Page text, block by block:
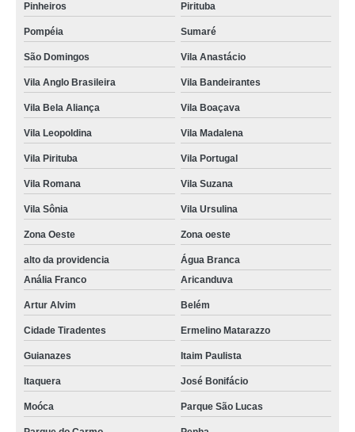
Pinheiros Pirituba
Pompéia Sumaré
São Domingos Vila Anastácio
Vila Anglo Brasileira Vila Bandeirantes
Vila Bela Aliança Vila Boaçava
Vila Leopoldina Vila Madalena
Vila Pirituba Vila Portugal
Vila Romana Vila Suzana
Vila Sônia Vila Ursulina
Zona Oeste Zona oeste
alto da providencia
Água Branca
Anália Franco
Aricanduva
Artur Alvim Belém
Cidade Tiradentes Ermelino Matarazzo
Guianazes Itaim Paulista
Itaquera José Bonifácio
Moóca Parque São Lucas